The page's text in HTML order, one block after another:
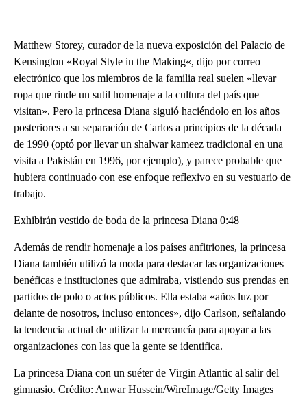
Matthew Storey, curador de la nueva exposición del Palacio de
Kensington «Royal Style in the Making«, dijo por correo
electrónico que los miembros de la familia real suelen «llevar
ropa que rinde un sutil homenaje a la cultura del país que
visitan». Pero la princesa Diana siguió haciéndolo en los años
posteriores a su separación de Carlos a principios de la década
de 1990 (optó por llevar un shalwar kameez tradicional en una
visita a Pakistán en 1996, por ejemplo), y parece probable que
hubiera continuado con ese enfoque reflexivo en su vestuario de
trabajo.
Exhibirán vestido de boda de la princesa Diana 0:48
Además de rendir homenaje a los países anfitriones, la princesa
Diana también utilizó la moda para destacar las organizaciones
benéficas e instituciones que admiraba, vistiendo sus prendas en
partidos de polo o actos públicos. Ella estaba «años luz por
delante de nosotros, incluso entonces», dijo Carlson, señalando
la tendencia actual de utilizar la mercancía para apoyar a las
organizaciones con las que la gente se identifica.
La princesa Diana con un suéter de Virgin Atlantic al salir del
gimnasio. Crédito: Anwar Hussein/WireImage/Getty Images